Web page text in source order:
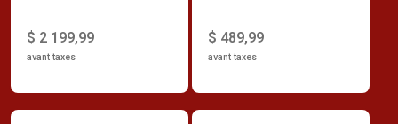
$ 2 199,99
avant taxes
$ 489,99
avant taxes